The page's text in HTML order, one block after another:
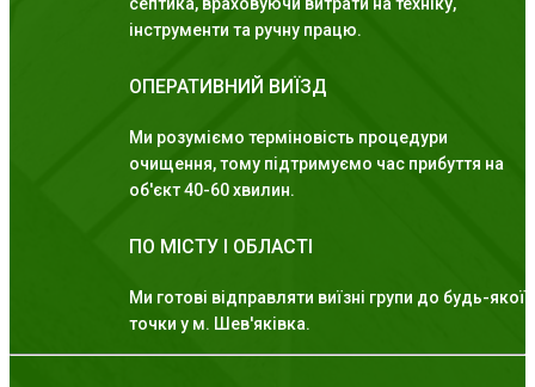
інструменти та ручну працю.
ОПЕРАТИВНИЙ ВИЇЗД
Ми розуміємо терміновість процедури
очищення, тому підтримуємо час прибуття на
об'єкт 40-60 хвилин.
ПО МІСТУ І ОБЛАСТІ
Ми готові відправляти виїзні групи до будь-якої
точки у м. Шев'яківка.